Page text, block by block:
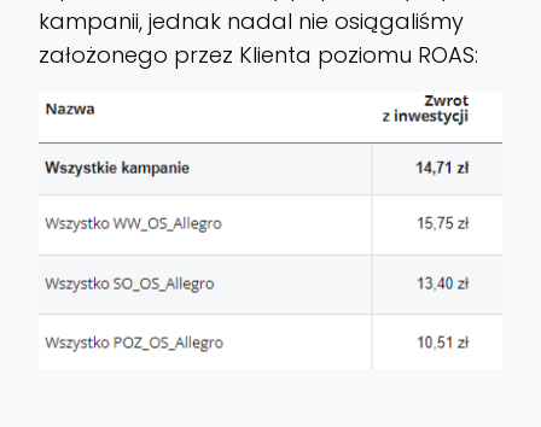
kampanii, jednak nadal nie osiągaliśmy
założonego przez Klienta poziomu ROAS: